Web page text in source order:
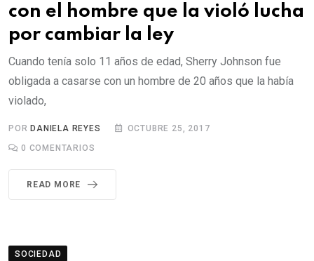
con el hombre que la violó lucha
por cambiar la ley
Cuando tenía solo 11 años de edad, Sherry Johnson fue
obligada a casarse con un hombre de 20 años que la había
violado,
PORDANIELA REYES
OCTUBRE 25, 2017
0 COMENTARIOS
READ MORE
SOCIEDAD